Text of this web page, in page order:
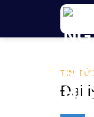
TIN
Đại